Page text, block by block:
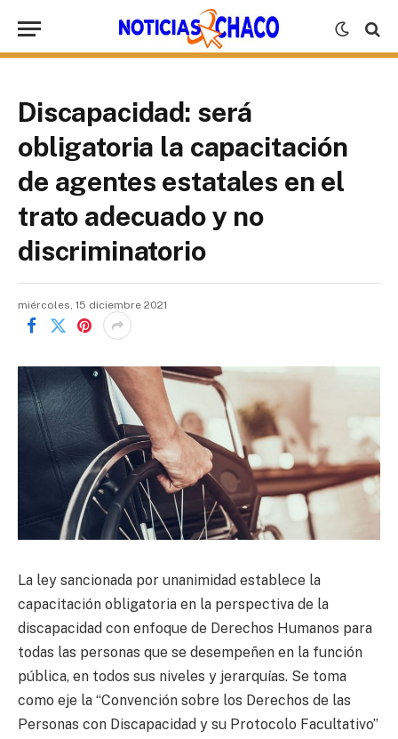
Discapacidad: será
obligatoria la capacitación
de agentes estatales en el
trato adecuado y no
discriminatorio
miércoles, 15 diciembre 2021
La ley sancionada por unanimidad establece la
capacitación obligatoria en la perspectiva de la
discapacidad con enfoque de Derechos Humanos para
todas las personas que se desempeñen en la función
pública, en todos sus niveles y jerarquías. Se toma
como eje la “Convención sobre los Derechos de las
Personas con Discapacidad y su Protocolo Facultativo”